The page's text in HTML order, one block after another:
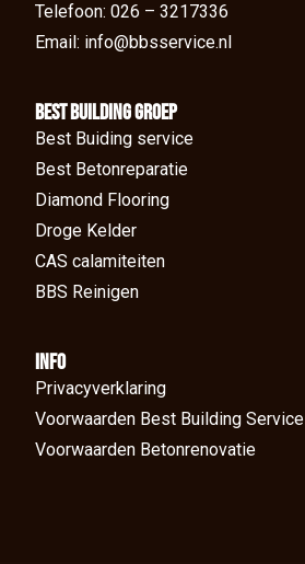
Telefoon: 026 – 3217336
Email: info@bbsservice.nl
BEst Building groep
Best Buiding service
Best Betonreparatie
Diamond Flooring
Droge Kelder
CAS calamiteiten
BBS Reinigen
Info
Privacyverklaring
Voorwaarden Best Building Service
Voorwaarden Betonrenovatie